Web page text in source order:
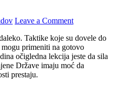
Leave a Comment
Taktike koje su dovele do
primeniti na gotovo
očigledna lekcija jeste da sila
Države imaju moć da
prestaju.